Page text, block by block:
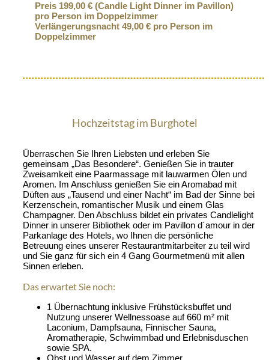
Preis 199,00 € (Candle Light Dinner im Pavillon)
pro Person im Doppelzimmer
Verlängerungsnacht 49,00 € pro Person im
Doppelzimmer
Hochzeitstag im Burghotel
Überraschen Sie Ihren Liebsten und erleben Sie
gemeinsam „Das Besondere“. Genießen Sie in trauter
Zweisamkeit eine Paarmassage mit lauwarmen Ölen und
Aromen. Im Anschluss genießen Sie ein Aromabad mit
Düften aus „Tausend und einer Nacht“ im Bad der Sinne bei
Kerzenschein, romantischer Musik und einem Glas
Champagner. Den Abschluss bildet ein privates Candlelight
Dinner in unserer Bibliothek oder im Pavillon d´amour in der
Parkanlage des Hotels, wo Ihnen die persönliche
Betreuung eines unserer Restaurantmitarbeiter zu teil wird
und Sie ganz für sich ein 4 Gang Gourmetmenü mit allen
Sinnen erleben.
Das erwartet Sie noch:
1 Übernachtung inklusive Frühstücksbuffet und
Nutzung unserer Wellnessoase auf 660 m² mit
Laconium, Dampfsauna, Finnischer Sauna,
Aromatherapie, Schwimmbad und Erlebnisduschen
sowie SPA.
Obst und Wasser auf dem Zimmer